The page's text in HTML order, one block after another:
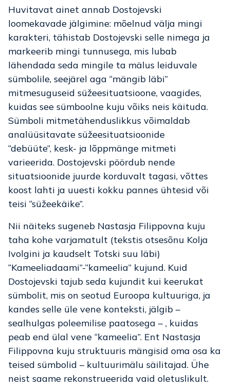
Huvitavat ainet annab Dostojevski
loomekavade jälgimine: mõelnud välja mingi
karakteri, tähistab Dostojevski selle nimega ja
markeerib mingi tunnusega, mis lubab
lähendada seda mingile ta mälus leiduvale
sümbolile, seejärel aga “mängib läbi”
mitmesuguseid süžeesituatsioone, vaagides,
kuidas see sümboolne kuju võiks neis käituda.
Sümboli mitmetähenduslikkus võimaldab
analüüsitavate süžeesituatsioonide
“debüüte”, kesk- ja lõppmänge mitmeti
varieerida. Dostojevski pöördub nende
situatsioonide juurde korduvalt tagasi, võttes
koost lahti ja uuesti kokku pannes ühtesid või
teisi “süžeekäike”.
Nii näiteks sugeneb Nastasja Filippovna kuju
taha kohe varjamatult (tekstis otsesõnu Kolja
Ivolgini ja kaudselt Totski suu läbi)
“Kameeliadaami”-“kameelia” kujund. Kuid
Dostojevski tajub seda kujundit kui keerukat
sümbolit, mis on seotud Euroopa kultuuriga, ja
kandes selle üle vene konteksti, jälgib –
sealhulgas poleemilise paatosega – , kuidas
peab end ülal vene “kameelia”. Ent Nastasja
Filippovna kuju struktuuris mängisid oma osa ka
teised sümbolid – kultuurimälu säilitajad. Ühe
neist saame rekonstrueerida vaid oletuslikult.